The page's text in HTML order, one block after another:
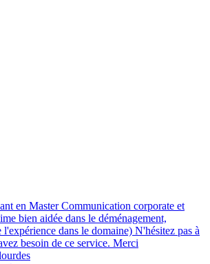
en Master Communication corporate et
bien aidée dans le déménagement,
dans le domaine) N'hésitez pas à
besoin de ce service. Merci